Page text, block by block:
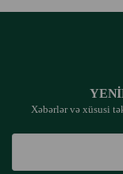
Xəbərlər və xüsusi